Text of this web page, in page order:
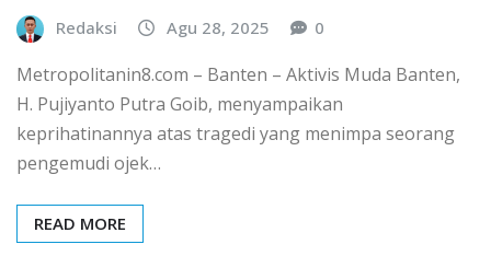
Redaksi Agu 28, 2025 0
Metropolitanin8.com – Banten – Aktivis Muda Banten,
H. Pujiyanto Putra Goib, menyampaikan
keprihatinannya atas tragedi yang menimpa seorang
pengemudi ojek…
READ MORE